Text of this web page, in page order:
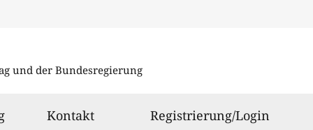
und der Bundesregierung
ausgewählt
Kontakt Registrierung/Login